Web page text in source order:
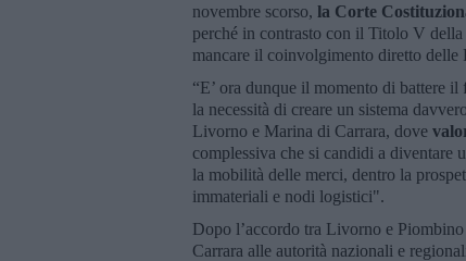
novembre scorso, la Corte
perché in contrasto con il Titolo V
mancare il coinvolgimento diretto delle
“E’ ora dunque il momento di battere
la necessità di creare un sistema
Livorno e Marina di Carrara, dove
complessiva che si candidi a diventare
la mobilità delle merci, dentro la
immateriali e nodi logistici".
Dopo l’accordo tra Livorno e
Carrara alle autorità nazionali e